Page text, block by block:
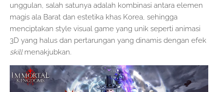
unggulan, salah satunya adalah kombinasi antara elemen
magis ala Barat dan estetika khas Korea, sehingga
menciptakan style visual game yang unik seperti animasi
3D yang halus dan pertarungan yang dinamis dengan efek
skill menakjubkan.